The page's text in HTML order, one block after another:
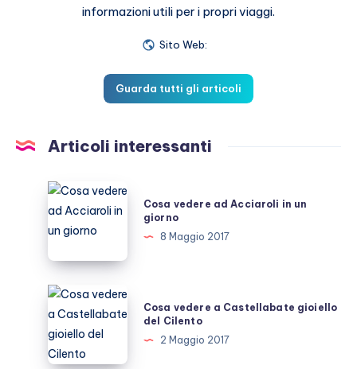
informazioni utili per i propri viaggi.
Sito Web:
Guarda tutti gli articoli
Articoli interessanti
Cosa
vedere
ad
un
giorno
Cosa vedere ad Acciaroli in un
giorno
8 Maggio 2017
Cosa
vedere
a
Castellabate
Cosa vedere a Castellabate gioiello
del Cilento
2 Maggio 2017